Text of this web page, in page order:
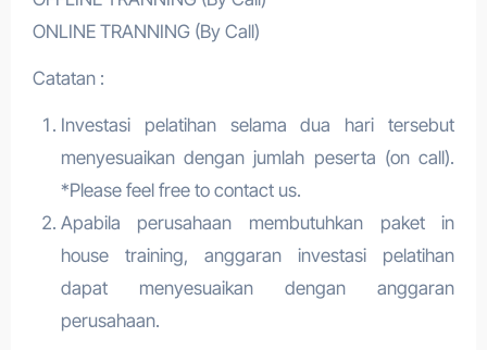
ONLINE TRANNING (By Call)
Catatan :
Investasi pelatihan selama dua hari tersebut
menyesuaikan dengan jumlah peserta (on call).
*Please feel free to contact us.
Apabila perusahaan membutuhkan paket in
house training, anggaran investasi pelatihan
dapat menyesuaikan dengan anggaran
perusahaan.